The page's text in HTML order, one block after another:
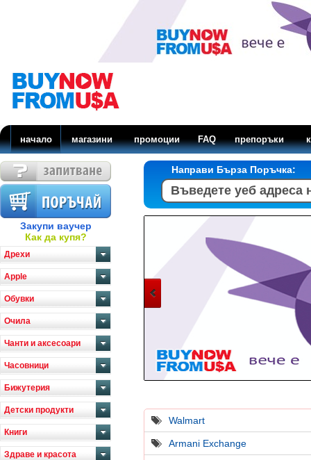
начало магазини промоции FAQ препоръки
Закупи ваучер
Как да купя?
Дрехи
Apple
Обувки
Очила
Чанти и аксесоари
Часовници
Бижутерия
Детски продукти
Книги
Здраве и красота
Направи Бърза Поръчка:
Walmart
Armani Exchange